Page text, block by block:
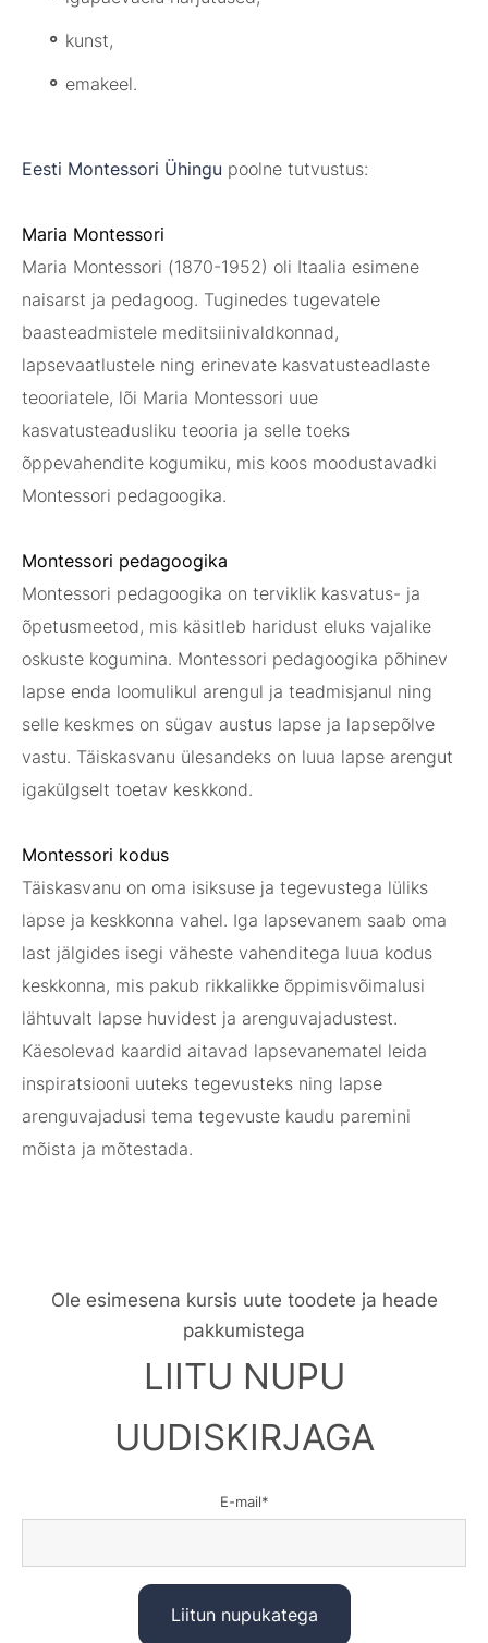
kunst,
emakeel.
Eesti Montessori Ühingu poolne tutvustus:
Maria Montessori
Maria Montessori (1870-1952) oli Itaalia esimene
naisarst ja pedagoog. Tuginedes tugevatele
baasteadmistele meditsiinivaldkonnad,
lapsevaatlustele ning erinevate kasvatusteadlaste
teooriatele, lõi Maria Montessori uue
kasvatusteadusliku teooria ja selle toeks
õppevahendite kogumiku, mis koos moodustavadki
Montessori pedagoogika.
Montessori pedagoogika
Montessori pedagoogika on terviklik kasvatus- ja
õpetusmeetod, mis käsitleb haridust eluks vajalike
oskuste kogumina. Montessori pedagoogika põhinev
lapse enda loomulikul arengul ja teadmisjanul ning
selle keskmes on sügav austus lapse ja lapsepõlve
vastu. Täiskasvanu ülesandeks on luua lapse arengut
igakülgselt toetav keskkond.
Montessori kodus
Täiskasvanu on oma isiksuse ja tegevustega lüliks
lapse ja keskkonna vahel. Iga lapsevanem saab oma
last jälgides isegi väheste vahenditega luua kodus
keskkonna, mis pakub rikkalikke õppimisvõimalusi
lähtuvalt lapse huvidest ja arenguvajadustest.
Käesolevad kaardid aitavad lapsevanematel leida
inspiratsiooni uuteks tegevusteks ning lapse
arenguvajadusi tema tegevuste kaudu paremini
mõista ja mõtestada.
Ole esimesena kursis uute toodete ja heade
pakkumistega
LIITU NUPU
UUDISKIRJAGA
E-mail